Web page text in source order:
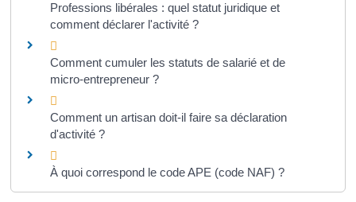
Professions libérales : quel statut juridique et
comment déclarer l'activité ?
Comment cumuler les statuts de salarié et de
micro-entrepreneur ?
Comment un artisan doit-il faire sa déclaration
d'activité ?
À quoi correspond le code APE (code NAF) ?